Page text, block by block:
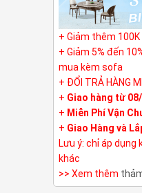
+ Giảm thêm
+ Giảm 5% đến
mua kèm sofa
+ ĐỔI TRẢ HÀNG
+ Giao hàng từ
+ Miễn Phí Vận
+ Giao Hàng và
Lưu ý: chỉ áp
khác
>> Xem thêm